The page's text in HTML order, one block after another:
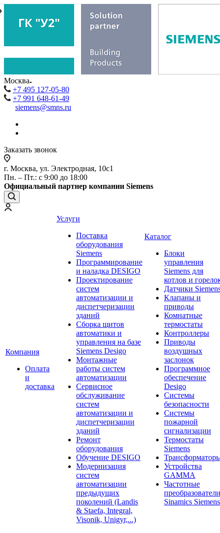
Москва
+7 495 127-05-80
+7 991 648-61-49
siemens@smns.ru
Заказать звонок
г. Москва, ул. Электродная, 10с1
Пн. – Пт.: с 9:00 до 18:00
Официальный партнер компании Siemens
Компания
Оплата
и
доставка
Услуги
Поставка
оборудования
Siemens
Программирование
и наладка DESIGO
Проектирование
систем
автоматизации и
диспетчеризации
зданий
Сборка щитов
автоматики и
управления на базе
Siemens Desigo
Монтажные
работы систем
автоматизации
Сервисное
обслуживание
систем
автоматизации и
диспетчеризации
зданий
Ремонт
оборудования
Обучение DESIGO
Модернизация
систем
автоматизации
предыдущих
поколений (Landis
& Staefa, Integral,
Visonik, Unigyr,...)
Каталог
Блоки
управления
Siemens для
котлов и
Датчики
Клапаны и
приводы
Комнатные
термостаты
Контроллеры
Приводы
воздушных
заслонок
Программное
обеспечение
Desigo
Системы
безопасности
Системы
пожарной
сигнализации
Термостаты
Siemens
Устройства
GAMMA
Частотные
преобразователи
Sinamics Siemens